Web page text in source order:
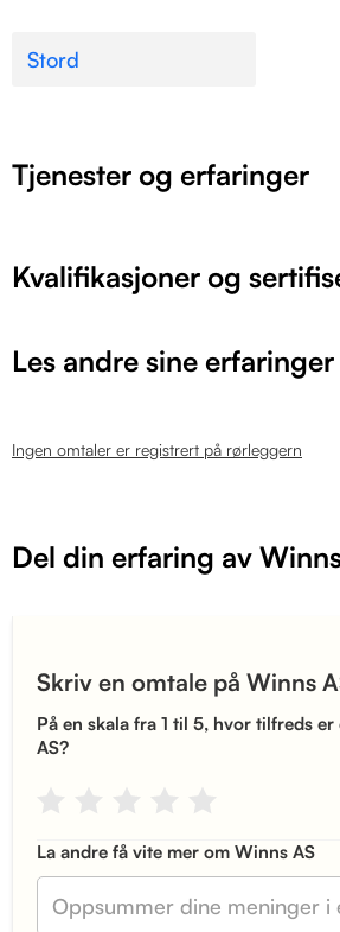
Stord
Tjenester og erfaringer
Kvalifikasjoner og
Les andre sine erfaringer
Ingen omtaler er registrert på rørleggern
Del din erfaring av
Skriv en omtale på Winns
På en skala fra 1 til 5, hvor tilfreds
AS?
La andre få vite mer om Winns AS